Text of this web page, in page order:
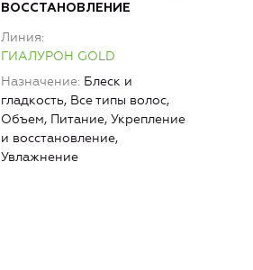
ВОССТАНОВЛЕНИЕ
Линия
ГИАЛУРОН GOLD
Назначение Блеск и
гладкость, Все типы волос,
Объем, Питание, Укрепление
и восстановление,
Увлажнение